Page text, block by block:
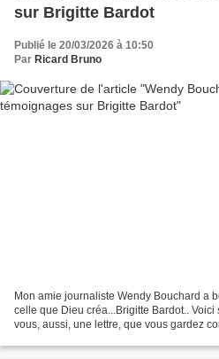
sur Brigitte Bardot
Publié le 20/03/2026 à 10:50
Par Ricard Bruno
Mon amie journaliste Wendy Bouchard a
celle que Dieu créa...Brigitte Bardot..
vous, aussi, une lettre, que vous gardez